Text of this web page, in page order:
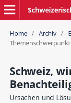
Home / Archiv /
Themenschwerpunkt
Schweiz,
Ursachen und